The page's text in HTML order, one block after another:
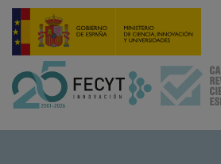
Pasar
contenido